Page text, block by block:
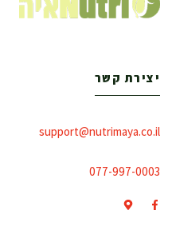
יצירת קשר
support@nutrimaya.co.il
077-997-0003